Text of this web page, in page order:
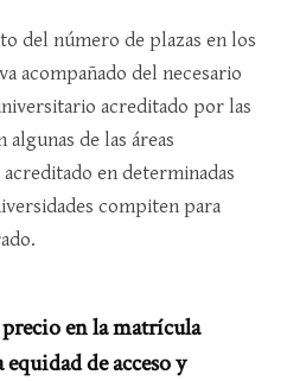
del número de plazas en los
acompañado del necesario
acreditado por las
algunas de las áreas
en determinadas
compiten para
en la matrícula
de acceso y